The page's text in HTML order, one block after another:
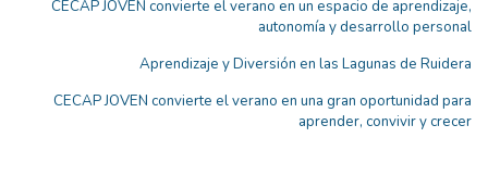
CECAP JOVEN convierte el verano en un espacio de aprendizaje,
autonomía y desarrollo personal
Aprendizaje y Diversión en las Lagunas de Ruidera
CECAP JOVEN convierte el verano en una gran oportunidad para
aprender, convivir y crecer